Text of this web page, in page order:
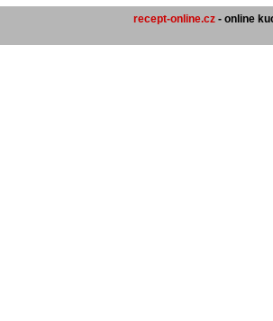
recept-online.cz - online